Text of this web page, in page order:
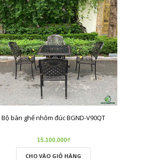
Bộ bàn ghế nhôm đúc BGND-V90QT
15.100.000₫
CHO VÀO GIỎ HÀNG